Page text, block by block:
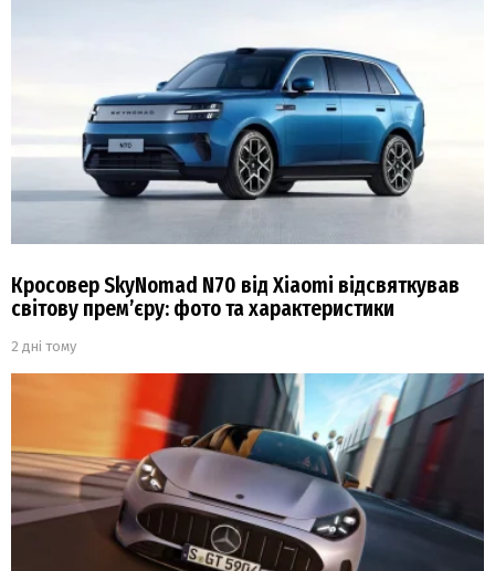
Кросовер SkyNomad N70 від Xiaomi відсвяткував
світову прем’єру: фото та характеристики
2 дні тому